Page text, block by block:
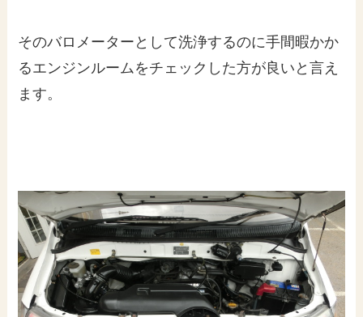
そのバロメーターとして洗浄するのに手間暇かか
るエンジンルームをチェックした方が良いと言え
ます。